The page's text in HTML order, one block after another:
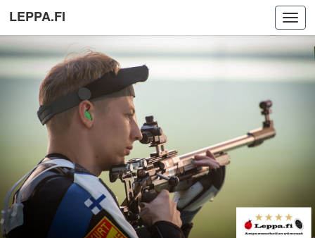
LEPPA.FI